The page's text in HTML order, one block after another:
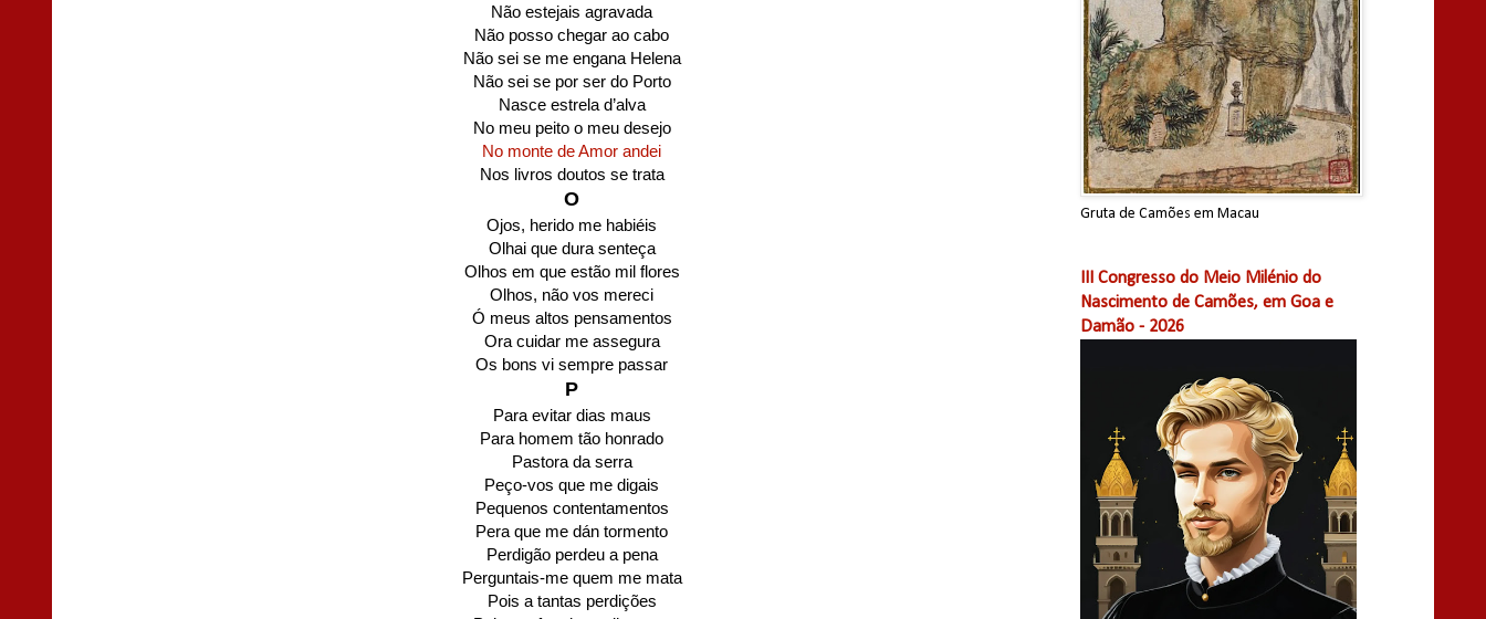
Não estejais agravada
Não posso chegar ao cabo
Não sei se me engana Helena
Não sei se por ser do Porto
Nasce estrela d’alva
No meu peito o meu desejo
No monte de Amor andei
Nos livros doutos se trata
O
Ojos, herido me habiéis
Olhai que dura senteça
Olhos em que estão mil flores
Olhos, não vos mereci
Ó meus altos pensamentos
Ora cuidar me assegura
Os bons vi sempre passar
P
Para evitar dias maus
Para homem tão honrado
Pastora da serra
Peço-vos que me digais
Pequenos contentamentos
Pera que me dán tormento
Perdigão perdeu a pena
Perguntais-me quem me mata
Pois a tantas perdições
Gruta de Camões em Macau
III Congresso do Meio Milénio do
Nascimento de Camões, em Goa e
Damão - 2026